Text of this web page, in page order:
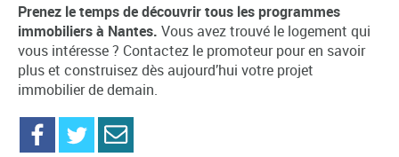
Prenez le temps de découvrir tous les programmes
immobiliers à Nantes. Vous avez trouvé le logement qui
vous intéresse ? Contactez le promoteur pour en savoir
plus et construisez dès aujourd’hui votre projet
immobilier de demain.